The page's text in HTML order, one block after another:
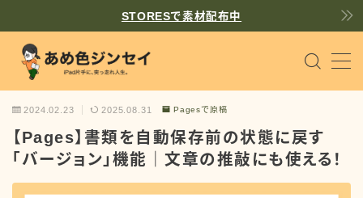
STORESで素材配布中
MENU
個人サイト作り WordPress
iPadで同人原稿 Pages
2024.02.23 2025.08.31 Pagesで原稿
【Pages】書類を自動保存前の状態に戻す
「バージョン」機能｜文章の推敲にも使える！